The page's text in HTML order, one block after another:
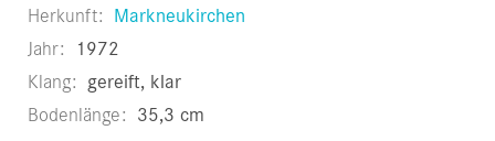
Herkunft Markneukirchen
Jahr
1972
Klang gereift, klar
Bodenlänge 35,3 cm